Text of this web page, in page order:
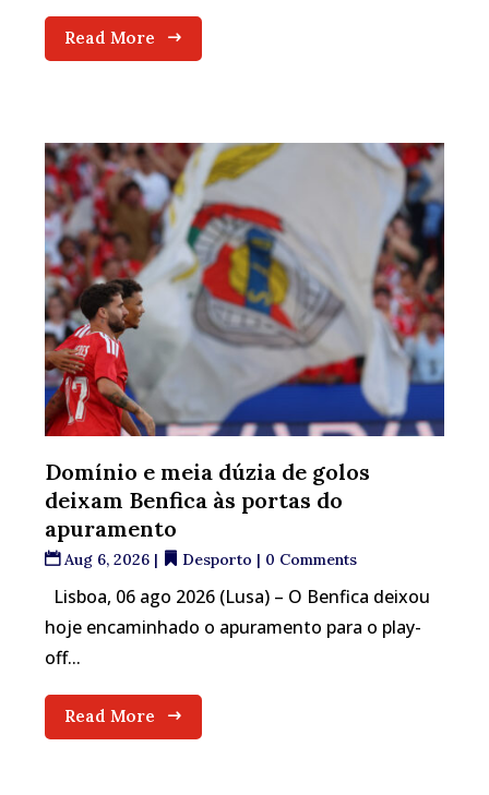
Read More
Domínio e meia dúzia de golos
deixam Benfica às portas do
apuramento
Aug 6, 2026 | Desporto | 0 Comments
Lisboa, 06 ago 2026 (Lusa) – O Benfica deixou
hoje encaminhado o apuramento para o play-
off...
Read More